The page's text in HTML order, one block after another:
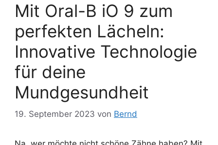
Mit Oral-B iO 9 zum
perfekten Lächeln:
Innovative Technologie
für deine
Mundgesundheit
19. September 2023 von Bernd